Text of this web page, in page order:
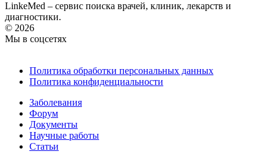
LinkeMed – сервис поиска врачей, клиник, лекарств и
диагностики.
© 2026
Мы в соцсетях
Политика обработки персональных данных
Политика конфиденциальности
Заболевания
Форум
Документы
Научные работы
Статьи